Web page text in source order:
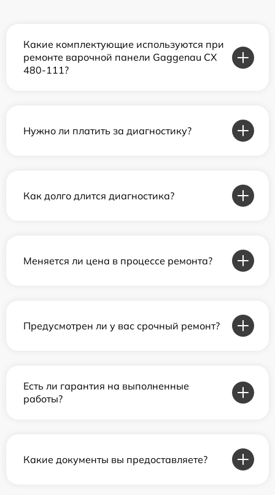
Какие комплектующие используются при
ремонте варочной панели Gaggenau CX
480-111?
Нужно ли платить за диагностику?
Как долго длится диагностика?
Меняется ли цена в процессе ремонта?
Предусмотрен ли у вас срочный ремонт?
Есть ли гарантия на выполненные
работы?
Какие документы вы предоставляете?